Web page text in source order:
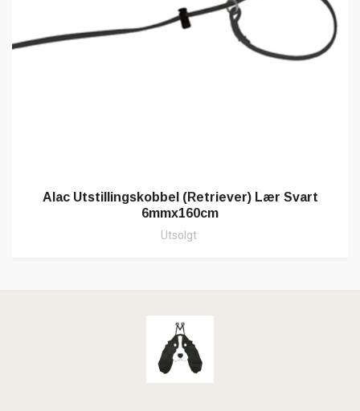
Alac Utstillingskobbel (Retriever) Lær Svart
6mmx160cm
Utsolgt